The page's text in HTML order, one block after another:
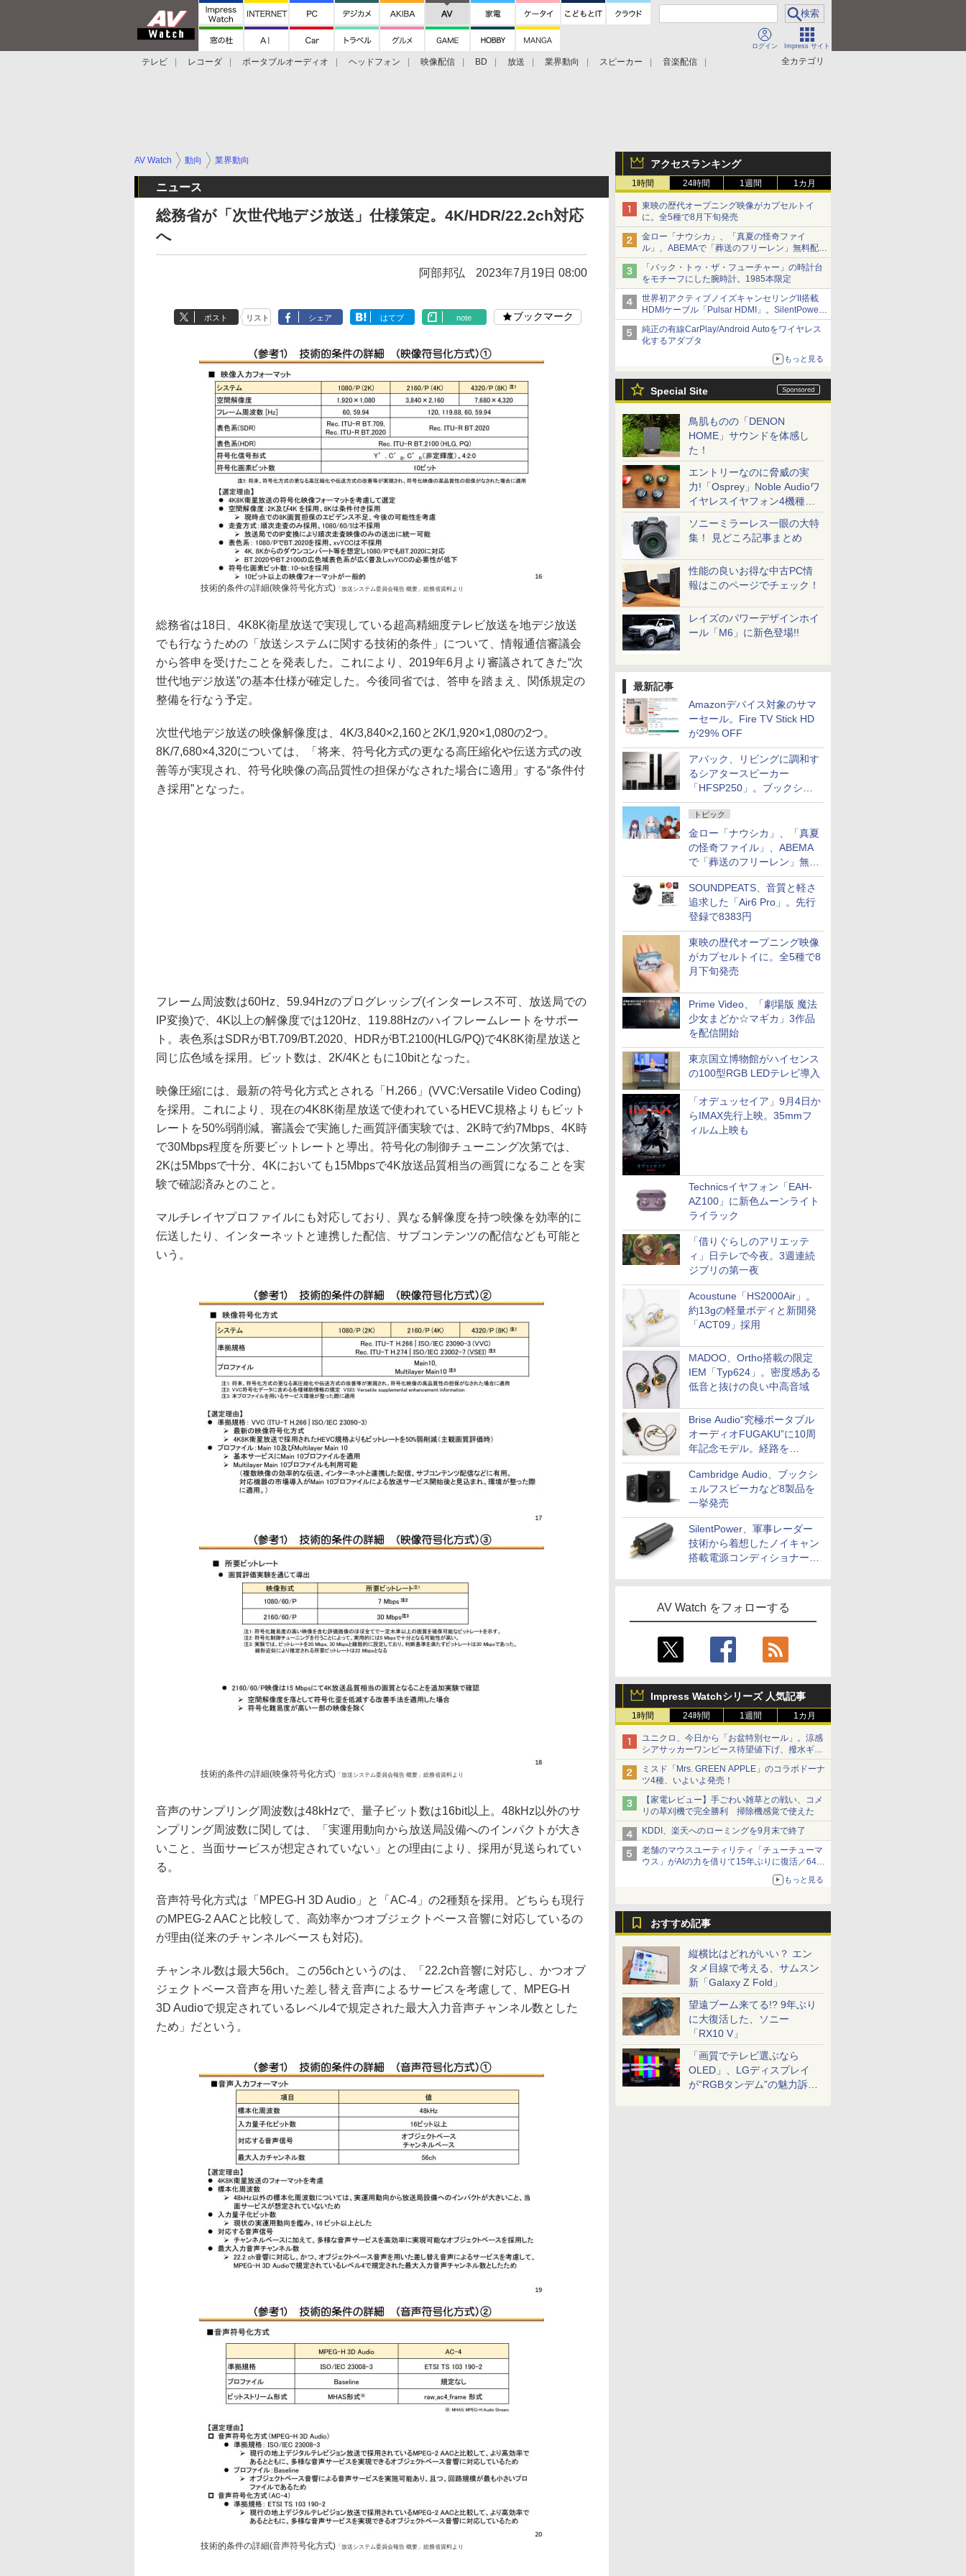
ログイン Impress サイト
全カテゴリ
テレビ レコーダ ポータブルオーディオ ヘッドフォン 映像配信 BD 放送 業界動向 スピーカー
音楽配信
アクセスランキング
1時間 24時間 1週間 1カ月
東映の歴代オープニング映像がカプセルトイ
に。全5種で8月下旬発売
金ロー「ナウシカ」、「真夏の怪奇ファイ
ル」、ABEMAで「葬送のフリーレン」無料配信
など。夏の特番・配信情報
「バック・トゥ・ザ・フューチャー」の時計台
をモチーフにした腕時計。1985本限定
世界初アクティブノイズキャンセリングII搭載
HDMIケーブル「Pulsar HDMI」。SilentPower
から
純正の有線CarPlay/Android Autoをワイヤレス
化するアダプタ
もっと見る
Special Site
鳥肌ものの「DENON
HOME」サウンドを体感し
た！
エントリーなのに脅威の実
力!「Osprey」Noble Audioワ
イヤレスイヤフォン4機種を
一気に聴く
ソニーミラーレス一眼の大特
集！ 見どころ記事まとめ
性能の良いお得な中古PC情
報はこのページでチェック！
レイズのパワーデザインホイ
ール「M6」に新色登場!!
最新記事
Amazonデバイス対象のサマ
ーセール。Fire TV Stick HD
が29% OFF
アバック、リビングに調和す
るシアタースピーカー
「HFSP250」。ブックシェ
ルフはペア3万円以下
トピック
金ロー「ナウシカ」、「真夏
の怪奇ファイル」、ABEMA
で「葬送のフリーレン」無料
配信など。夏の特番・配信情
報
SOUNDPEATS、音質と軽さ
追求した「Air6 Pro」。先行
登録で8383円
東映の歴代オープニング映像
がカプセルトイに。全5種で8
月下旬発売
Prime Video、「劇場版 魔法
少女まどか☆マギカ」3作品
を配信開始
東京国立博物館がハイセンス
の100型RGB LEDテレビ導入
「オデュッセイア」9月4日か
らIMAX先行上映。35mmフ
ィルム上映も
Technicsイヤフォン「EAH-
AZ100」に新色ムーンライト
ライラック
「借りぐらしのアリエッテ
ィ」日テレで今夜。3週連続
ジブリの第一夜
Acoustune「HS2000Air」。
約13gの軽量ボディと新開発
「ACT09」採用
MADOO、Ortho搭載の限定
IEM「Typ624」。密度感ある
低音と抜けの良い中高音域
Brise Audio“究極ポータブル
オーディオFUGAKU”に10周
年記念モデル。経路を
NISHIKIで統一。400万円
Cambridge Audio、ブックシ
ェルフスピーカなど8製品を
一挙発売
SilentPower、軍事レーダー
技術から着想したノイキャン
搭載電源コンディショナー
AV Watch をフォローする
Impress Watchシリーズ 人気記事
1時間 24時間 1週間 1カ月
ユニクロ、今日から「お盆特別セール」。涼感
シアサッカーワンピース待望値下げ、撥水ギア
ショーツは1990円に
ミスド「Mrs. GREEN APPLE」のコラボドーナ
ツ4種、いよいよ発売！
【家電レビュー】手ごわい雑草との戦い、コメ
リの草刈機で完全勝利 掃除機感覚で使えた
KDDI、楽天へのローミングを9月末で終了
老舗のマウスユーティリティ「チューチューマ
ウス」がAIの力を借りて15年ぶりに復活／64bit
化、Windows 10/11、「Chrome」も走り回
る。復活記念で2026年末まで500円
もっと見る
おすすめ記事
縦横比はどれがいい？ エン
タメ目線で考える、サムスン
新「Galaxy Z Fold」
望遠ブーム来てる!? 9年ぶり
に大復活した、ソニー
「RX10 V」
「画質でテレビ選ぶなら
OLED」、LGディスプレイ
が“RGBタンデム”の魅力訴
AV Watch 動向 業界動向
ニュース
総務省が「次世代地デジ放送」仕様策定。4K/HDR/22.2ch対応
へ
阿部邦弘 2023年7月19日 08:00
ポスト リスト シェア はてブ note ブックマーク
技術的条件の詳細(映像符号化方式) 「放送システム委員会報告 概要」総務省資料より
総務省は18日、4K8K衛星放送で実現している超高精細度テレビ放送を地デジ放送
でも行なうための「放送システムに関する技術的条件」について、情報通信審議会
から答申を受けたことを発表した。これにより、2019年6月より審議されてきた“次
世代地デジ放送”の基本仕様が確定した。今後同省では、答申を踏まえ、関係規定の
整備を行なう予定。
次世代地デジ放送の映像解像度は、4K/3,840×2,160と2K/1,920×1,080の2つ。
8K/7,680×4,320については、「将来、符号化方式の更なる高圧縮化や伝送方式の改
善等が実現され、符号化映像の高品質性の担保がなされた場合に適用」する“条件付
き採用”となった。
フレーム周波数は60Hz、59.94Hzのプログレッシブ(インターレス不可、放送局での
IP変換)で、4K以上の解像度では120Hz、119.88Hzのハイフレームレートをサポー
ト。表色系はSDRがBT.709/BT.2020、HDRがBT.2100(HLG/PQ)で4K8K衛星放送と
同じ広色域を採用。ビット数は、2K/4Kともに10bitとなった。
映像圧縮には、最新の符号化方式とされる「H.266」(VVC:Versatile Video Coding)
を採用。これにより、現在の4K8K衛星放送で使われているHEVC規格よりもビット
レートを50%弱削減。審議会で実施した画質評価実験では、2K時で約7Mbps、4K時
で30Mbps程度を所要ビットレートと導出。符号化の制御チューニング次第では、
2Kは5Mbpsで十分、4Kにおいても15Mbpsで4K放送品質相当の画質になることを実
験で確認済みとのこと。
マルチレイヤプロファイルにも対応しており、異なる解像度を持つ映像を効率的に
伝送したり、インターネットと連携した配信、サブコンテンツの配信なども可能と
いう。
技術的条件の詳細(映像符号化方式) 「放送システム委員会報告 概要」総務省資料より
音声のサンプリング周波数は48kHzで、量子ビット数は16bit以上。48kHz以外のサ
ンプリング周波数に関しては、「実運用動向から放送局設備へのインパクトが大き
いこと、当面サービスが想定されていない」との理由により、採用が見送られてい
る。
音声符号化方式は「MPEG-H 3D Audio」と「AC-4」の2種類を採用。どちらも現行
のMPEG-2 AACと比較して、高効率かつオブジェクトベース音響に対応しているの
が理由(従来のチャンネルベースも対応)。
チャンネル数は最大56ch。この56chというのは、「22.2ch音響に対応し、かつオブ
ジェクトベース音声を用いた差し替え音声によるサービスを考慮して、MPEG-H
3D Audioで規定されているレベル4で規定された最大入力音声チャンネル数とした
ため」だという。
技術的条件の詳細(音声符号化方式) 「放送システム委員会報告 概要」総務省資料より